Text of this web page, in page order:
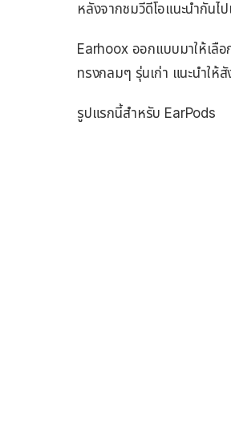
หลังจากชมวีดีโอแนะนำกันไ
Earhoox ออกแบบมาให้เลื
ทรงกลมๆ รุ่นเก่า แนะนำให้
รูปแรกนี้สำหรับ EarPods